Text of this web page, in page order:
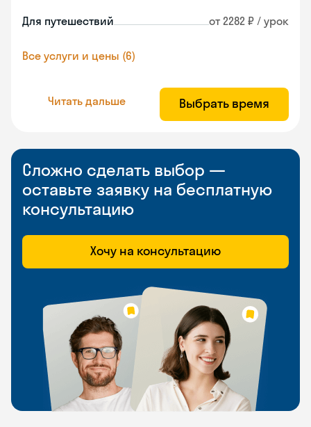
Для путешествий от 2282 ₽ / урок
Все услуги и цены (6)
Читать дальше Выбрать время
Сложно сделать выбор —
оставьте заявку на бесплатную
консультацию
Хочу на консультацию